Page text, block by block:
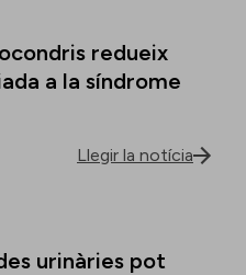
redueix
a la síndrome
Llegir la notícia
urinàries pot